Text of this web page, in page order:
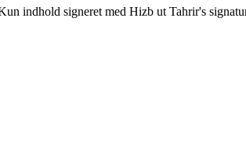
indhold signeret med Hizb ut Tahrir's